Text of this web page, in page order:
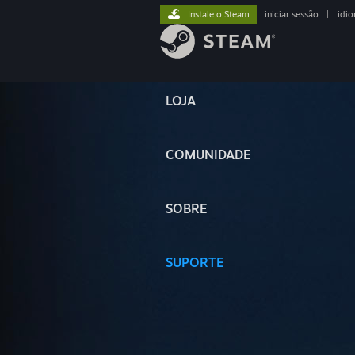
LOJA
COMUNIDADE
SOBRE
SUPORTE
Instale o Steam iniciar sessão